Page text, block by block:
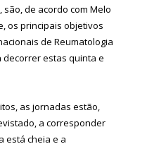
são, de acordo com Melo
os principais objetivos
de Reumatologia
decorrer estas quinta e
as jornadas estão,
a corresponder
está cheia e a